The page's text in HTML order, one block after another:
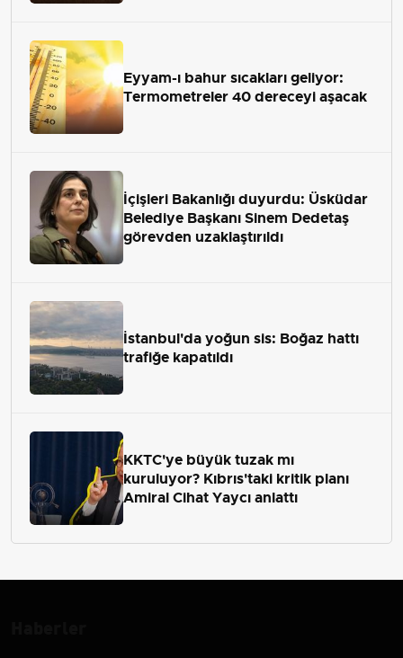
Eyyam-ı bahur sıcakları geliyor:
Termometreler 40 dereceyi aşacak
İçişleri Bakanlığı duyurdu: Üsküdar
Belediye Başkanı Sinem Dedetaş
görevden uzaklaştırıldı
İstanbul'da yoğun sis: Boğaz hattı
trafiğe kapatıldı
KKTC'ye büyük tuzak mı
kuruluyor? Kıbrıs'taki kritik planı
Amiral Cihat Yaycı anlattı